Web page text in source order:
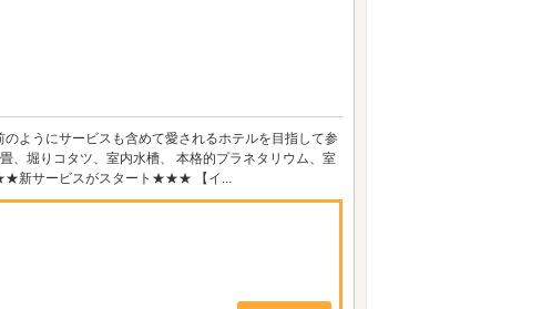
うにサービスも含めて愛されるホテルを目指して参
、堀りコタツ、室内水槽、 本格的プラネタリウム、室
新サービスがスタート★★★ 【イ...